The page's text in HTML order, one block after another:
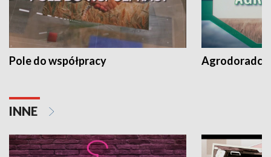
Pole do współpracy Agrodoradcy
INNE